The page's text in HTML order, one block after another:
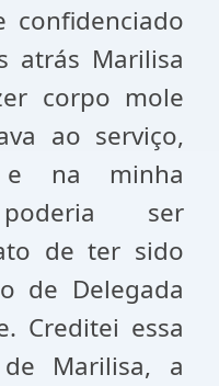
confidenciado
atrás Marilisa
corpo mole
ao serviço,
e na minha
ser
de ter sido
de Delegada
Creditei essa
Marilisa, a